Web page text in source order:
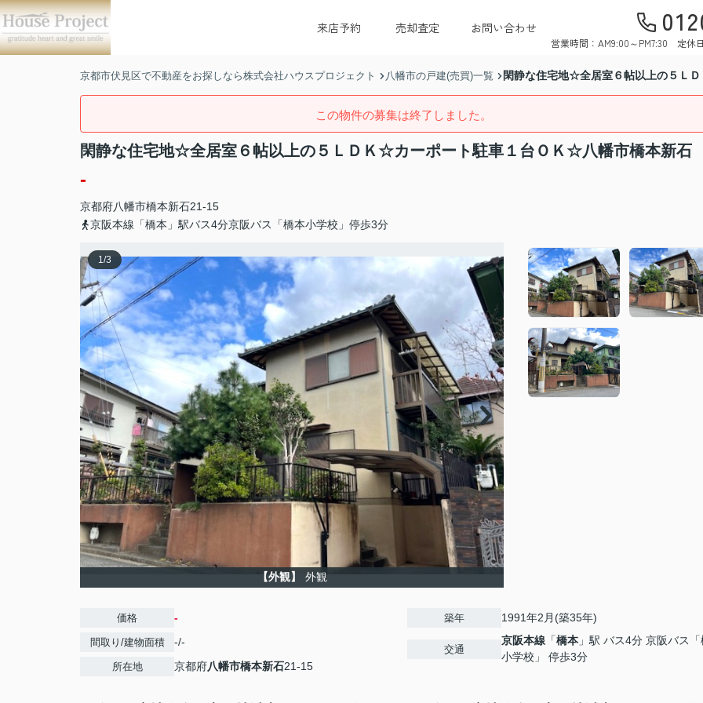
来店予約 売却査定 お問い合わせ
営業時間：AM9:00～PM7:30 定休
京都市伏見区で不動産をお探しなら株式会社ハウスプロジェクト 八幡市の戸建(売買)一覧 閑静な住宅地☆全居室６帖以上の５Ｌ
この物件の募集は終了しました。
閑静な住宅地☆全居室６帖以上の５ＬＤＫ☆カーポート駐車１台ＯＫ☆八幡市橋本新石
-
京都府八幡市橋本新石21-15
京阪本線「橋本」駅バス4分京阪バス「橋本小学校」停歩3分
1/3
【外観】 外観
価格 -
間取り/建物面積 -/-
所在地 京都府八幡市橋本新石21-15
築年 1991年2月(築35年)
交通
京阪本線 「橋本 」駅 バス4分 京阪バス
小学校」 停歩3分